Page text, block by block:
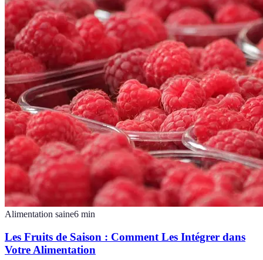
Alimentation saine6 min
Les Fruits de Saison : Comment Les Intégrer dans
Votre Alimentation